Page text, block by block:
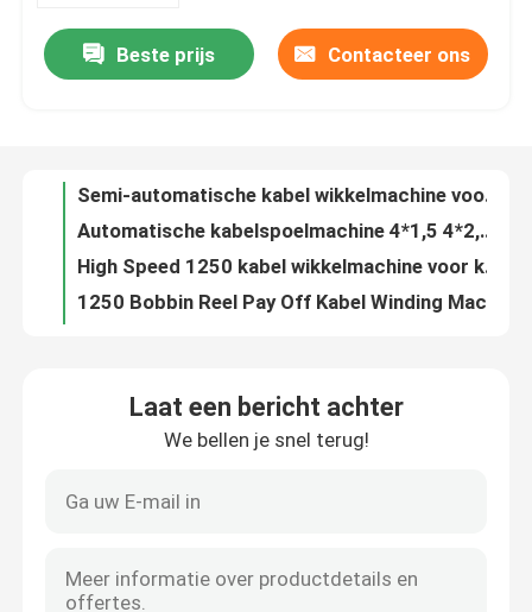
Video's
Fabriekstocht
Kwaliteitscontrole
Vraag een offerte
Draadtrekkers
Beste prijs Contacteer ons
Semi-automatische kabel wikkelmachine voor 10 16 25 35 vierkante mm stroomkabel
200m/min 1250 Automatische draad wikkelmachine met 1250mm pay-off
1250 Automatische draadspoelmachine PVC PE-kabelverpakkingsmachine voor kabel 4*2.5
4*1,5 4*2,5 Kabelrolmachine 200m/min Draadwrappingsmachine
Automatische grote koperdraad tekenmachine / aluminium tekenmachine met online annealer
Laat een bericht achter
We bellen je snel terug!